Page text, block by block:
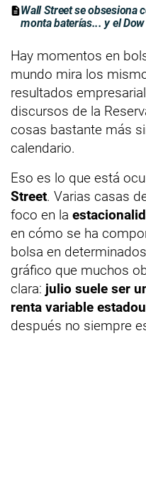
Wall Street se obsesiona
monta baterías... y el
Hay momentos en
mundo mira los
resultados
discursos de la
cosas bastante más
calendario.
Eso es lo que está
Street. Varias casas
foco en la
en cómo se ha
bolsa en
gráfico que muchos
clara: julio suele ser
renta variable
después no siempre